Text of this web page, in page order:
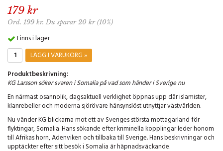
179 kr
Ord. 199 kr. Du sparar 20 kr (10%)
Finns i lager
LÄGG I VARUKORG »
Produktbeskrivning:
KG Larsson söker svaren i Somalia på vad som händer i Sverige nu
En närmast osannolik, dagsaktuell verklighet öppnas upp där islamister,
klanrebeller och moderna sjörövare hänsynslöst utnyttjar västvärlden.
Nu vänder KG blickarna mot ett av Sveriges största mottagarland för
flyktingar, Somalia. Hans sökande efter kriminella kopplingar leder honom
till Afrikas horn, Adenviken och tillbaka till Sverige. Hans beskrivningar och
upptäckter efter sitt besök i Somalia är häpnadsväckande.